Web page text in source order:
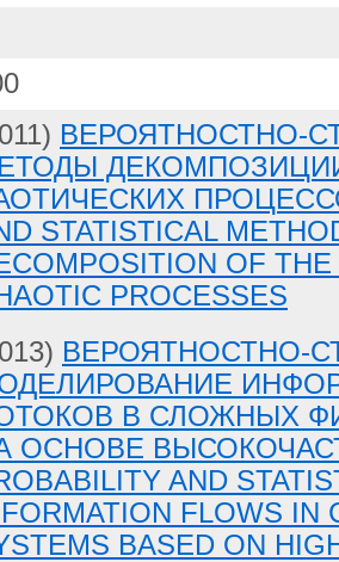
ВЕРОЯТНОСТНО-
STATISTICAL
OF
PROCESSES
ВЕРОЯТНОСТНО-
В СЛОЖНЫХ
ОСНОВЕ
AND
FLOWS IN
BASED ON